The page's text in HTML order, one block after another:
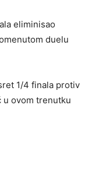
eliminisao
duelu
1/4 finala protiv
u ovom trenutku